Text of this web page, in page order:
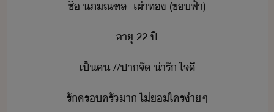
ชื่​ ​ภณฑล​ ​ ​เผ่า​ท​ ​(​ขฟ้า​)
าุ​ ​22​ ​ปี
เป็​ค​ ​//​ปาจั​ ​่ารั​ ​ใจี
รั​ครครั​า​ ​ไ่​ใคร​่าๆ